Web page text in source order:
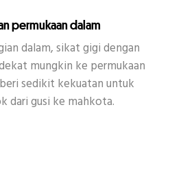
permukaan dalam
dalam, sikat gigi dengan
mungkin ke permukaan
sedikit kekuatan untuk
dari gusi ke mahkota.